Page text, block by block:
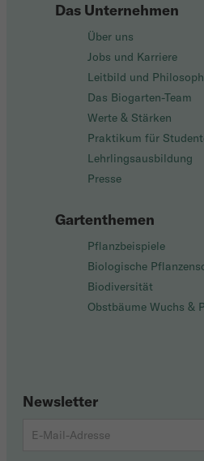
Das Unternehmen
Über uns
Jobs und Karriere
Leitbild und
Das Biogarten-Team
Werte & Stärken
Praktikum für
Lehrlingsausbildung
Presse
Gartenthemen
Pflanzbeispiele
Biologische
Biodiversität
Obstbäume Wuchs &
Newsletter